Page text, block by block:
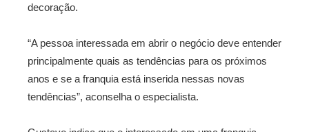
decoração.
“A pessoa interessada em abrir o negócio deve entender
principalmente quais as tendências para os próximos
anos e se a franquia está inserida nessas novas
tendências”, aconselha o especialista.